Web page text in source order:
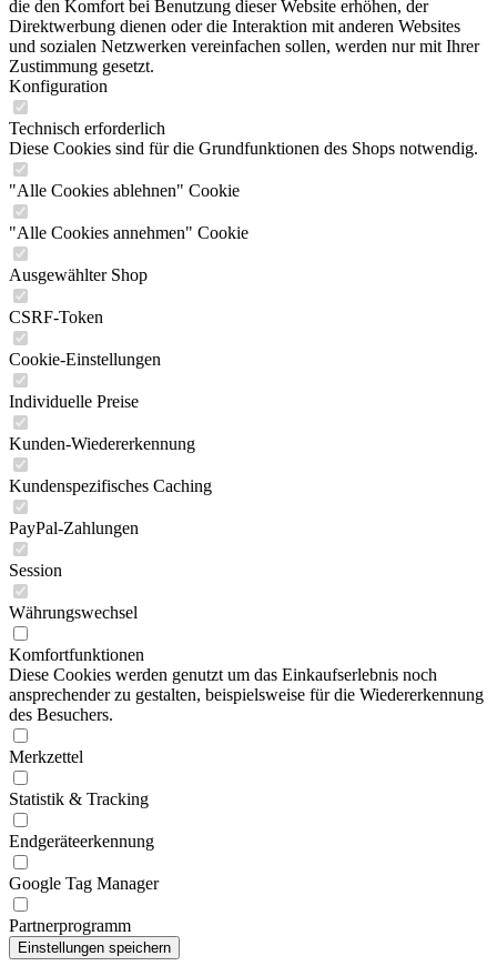
die den Komfort bei Benutzung dieser Website erhöhen, der
Direktwerbung dienen oder die Interaktion mit anderen Websites
und sozialen Netzwerken vereinfachen sollen, werden nur mit Ihrer
Zustimmung gesetzt.
Konfiguration
Technisch erforderlich
Diese Cookies sind für die Grundfunktionen des Shops notwendig.
"Alle Cookies ablehnen" Cookie
"Alle Cookies annehmen" Cookie
Ausgewählter Shop
CSRF-Token
Cookie-Einstellungen
Individuelle Preise
Kunden-Wiedererkennung
Kundenspezifisches Caching
PayPal-Zahlungen
Session
Währungswechsel
Komfortfunktionen
Diese Cookies werden genutzt um das Einkaufserlebnis noch
ansprechender zu gestalten, beispielsweise für die Wiedererkennung
des Besuchers.
Merkzettel
Statistik & Tracking
Endgeräteerkennung
Google Tag Manager
Partnerprogramm